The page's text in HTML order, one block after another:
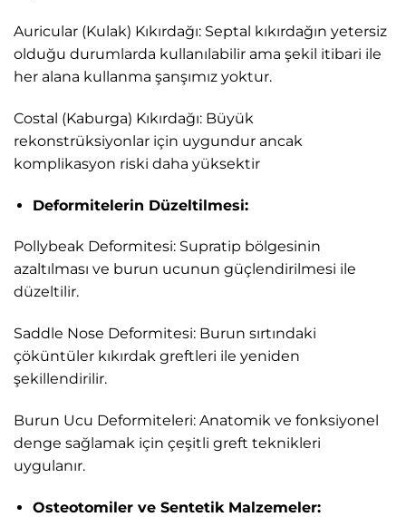
Auricular (Kulak) Kıkırdağı: Septal kıkırdağın yetersiz
olduğu durumlarda kullanılabilir ama şekil itibari ile
her alana kullanma şanşımız yoktur.
Costal (Kaburga) Kıkırdağı: Büyük
rekonstrüksiyonlar için uygundur ancak
komplikasyon riski daha yüksektir
Deformitelerin Düzeltilmesi:
Pollybeak Deformitesi: Supratip bölgesinin
azaltılması ve burun ucunun güçlendirilmesi ile
düzeltilir.
Saddle Nose Deformitesi: Burun sırtındaki
çöküntüler kıkırdak greftleri ile yeniden
şekillendirilir.
Burun Ucu Deformiteleri: Anatomik ve fonksiyonel
denge sağlamak için çeşitli greft teknikleri
uygulanır.
Osteotomiler ve Sentetik Malzemeler: